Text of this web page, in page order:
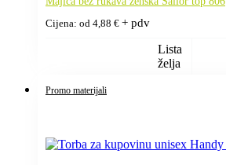
Cijena: od 4,88 € + pdv
Lista
želja
Promo materijali